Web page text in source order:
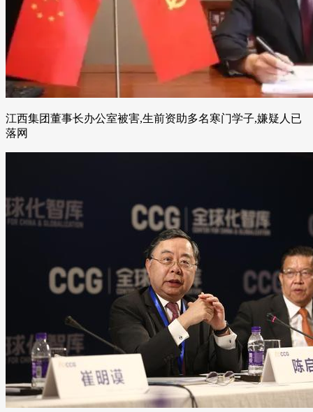
江西集团董事长办公室被害,生前资助多名寒门学子,嫌疑人已
落网